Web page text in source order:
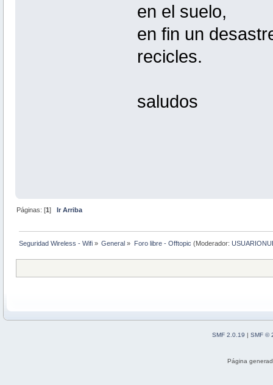
en el suelo,
en fin un
recicles.
saludos
Páginas: [1] Ir Arriba
Seguridad Wireless - Wifi » General » Foro libre - Offtopic (Moderador:
SMF 2.0.19
SMF ©
Página